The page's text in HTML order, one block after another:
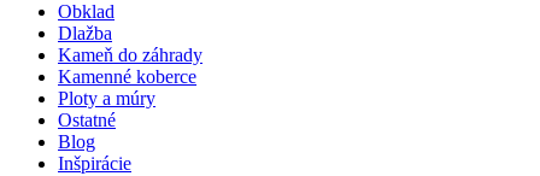
Obklad
Dlažba
Kameň do záhrady
Kamenné koberce
Ploty a múry
Ostatné
Blog
Inšpirácie